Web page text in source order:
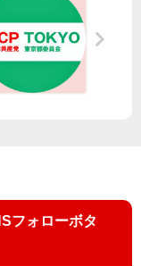
フォローボタ